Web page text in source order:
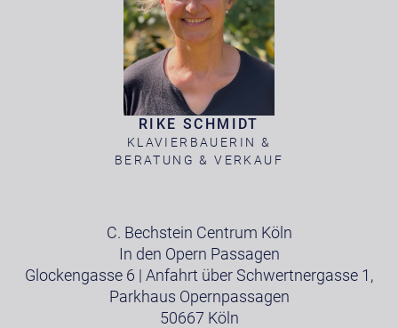
RIKE SCHMIDT
KLAVIERBAUERIN &
BERATUNG & VERKAUF
C. Bechstein Centrum Köln
In den Opern Passagen
Glockengasse 6 | Anfahrt über Schwertnergasse 1,
Parkhaus Opernpassagen
50667 Köln